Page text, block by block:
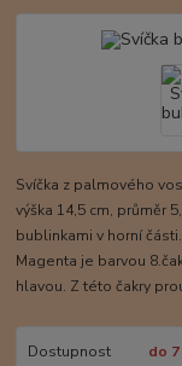
Svíčka z palmového
výška 14,5 cm, průměr
bublinkami v horní
Magenta je barvou
hlavou. Z této čakry
Dostupnost do